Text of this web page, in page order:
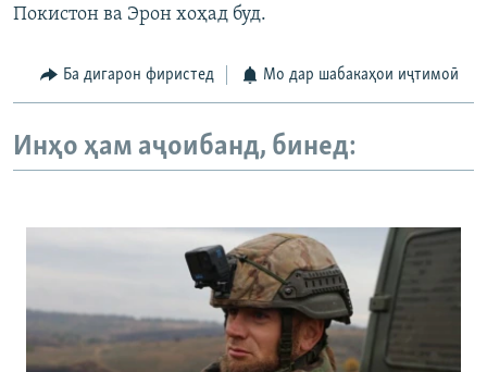
Покистон ва Эрон хоҳад буд.
Ба дигарон фиристед Мо дар шабакаҳои иҷтимоӣ
Инҳо ҳам аҷоибанд, бинед: